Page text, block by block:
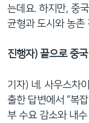
는데요. 하지만, 중
균형과 도시와 농촌
진행자) 끝으로 중
기자) 네. 사우스차
출한 답변에서 “복
부 수요 감소와 내